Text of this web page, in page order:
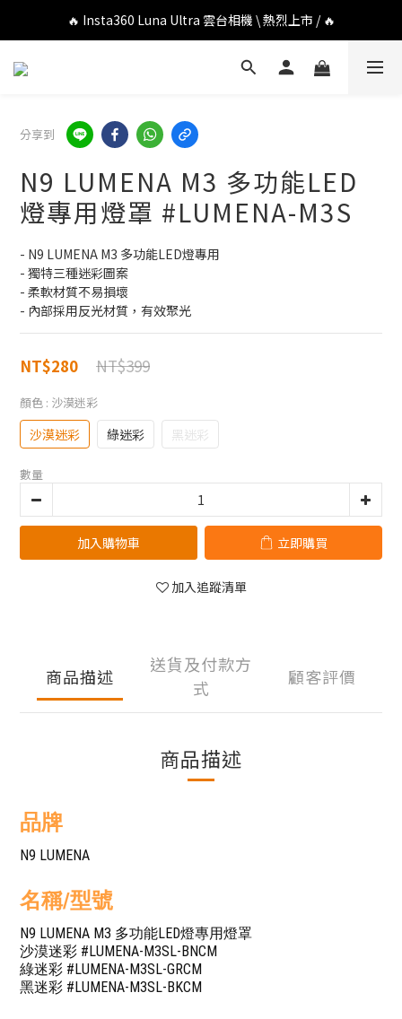
🔥 DJI OSMO POCKET 4P 口袋相機 \ 熱烈上市 / 🔥
🔥 Insta360 Luna Ultra 雲台相機 \ 熱烈上市 / 🔥
🔥 Insta360 GO Ultra Hello Kitty 聯名限定套裝 \ 時尚上市 / 🔥
分享到
N9 LUMENA M3 多功能LED
燈專用燈罩 #LUMENA-M3S
- N9 LUMENA M3 多功能LED燈專用
- 獨特三種迷彩圖案
- 柔軟材質不易損壞
- 內部採用反光材質，有效聚光
NT$399
NT$280
顏色 : 沙漠迷彩
沙漠迷彩 綠迷彩 黑迷彩
數量
加入購物車 立即購買
加入追蹤清單
商品描述
送貨及付款方
式
顧客評價
商品描述
品牌
N9 LUMENA
名稱/型號
N9 LUMENA M3 多功能LED燈專用燈罩
沙漠迷彩 #LUMENA-M3SL-BNCM
綠迷彩 #LUMENA-M3SL-GRCM
黑迷彩 #LUMENA-M3SL-BKCM